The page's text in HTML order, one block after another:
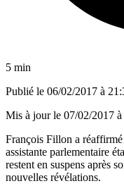
5 min
Publié le 06/02/2017 à
Mis à jour le 07/02/2017
François Fillon a
assistante parlementaire
restent en suspens après
nouvelles révélations.